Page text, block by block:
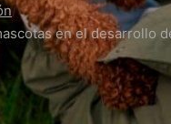
/
en el desarrollo